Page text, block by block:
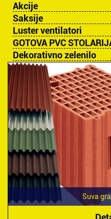
Akcije
Saksije
Luster ventilatori
GOTOVA PVC
Dekorativno zelenilo
Suva